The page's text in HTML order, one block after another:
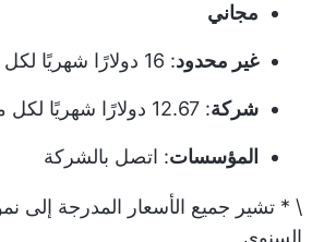
مجاني
غير محدود: 16 دولارًا شهريًا لكل مستخدم
شركة: 12.67 دولارًا شهريًا لكل مستخدم
المؤسسات: اتصل بالشركة
\ * تشير جميع الأسعار المدرجة إلى